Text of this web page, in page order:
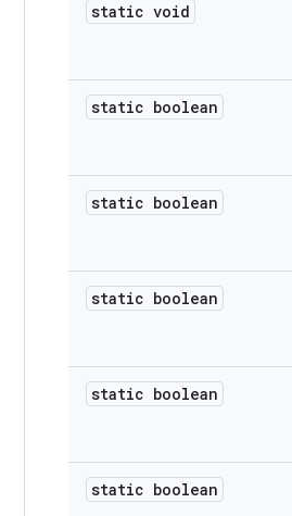
static void
static boolean
static boolean
static boolean
static boolean
static boolean